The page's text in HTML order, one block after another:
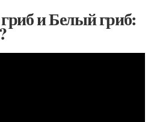
и Белый гриб: